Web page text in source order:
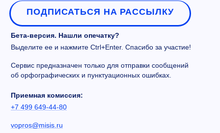
ПОДПИСАТЬСЯ НА РАССЫЛКУ
Бета-версия. Нашли опечатку?
Выделите ее и нажмите Ctrl+Enter. Спасибо за участие!
Сервис предназначен только для отправки сообщений
об орфографических и пунктуационных ошибках.
Приемная комиссия:
+7 499 649-44-80
vopros@misis.ru